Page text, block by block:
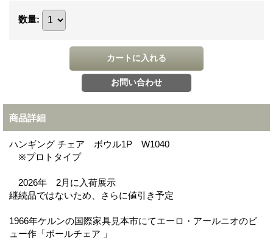
数量:
商品詳細
ハンギング チェア ボウル1P W1040
※プロトタイプ
2026年 2月に入荷展示
継続品ではないため、さらに値引き予定
1966年ケルンの国際家具見本市にてエーロ・アールニオのビ
ュー作「ボールチェア 」